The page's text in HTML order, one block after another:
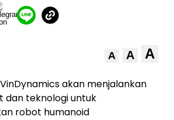
A A A
akan menjalankan
dan teknologi untuk
robot humanoid